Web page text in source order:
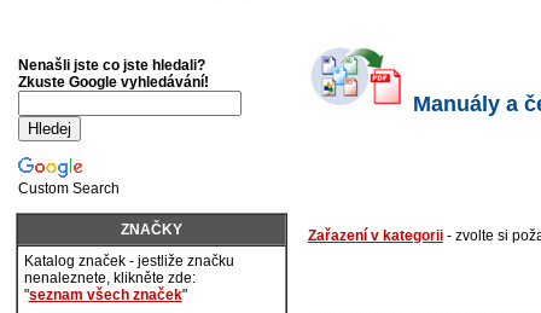
Manuály a
Zařazení v kategorii - zvolte si
Nenašli jste co jste hledali?
Zkuste Google vyhledávání!
Custom Search
ZNAČKY
Katalog značek - jestliže značku
nenaleznete, klikněte zde:
"seznam všech značek"